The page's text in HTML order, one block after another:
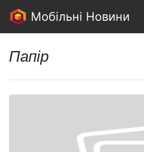
Мобільні Новини
Папір